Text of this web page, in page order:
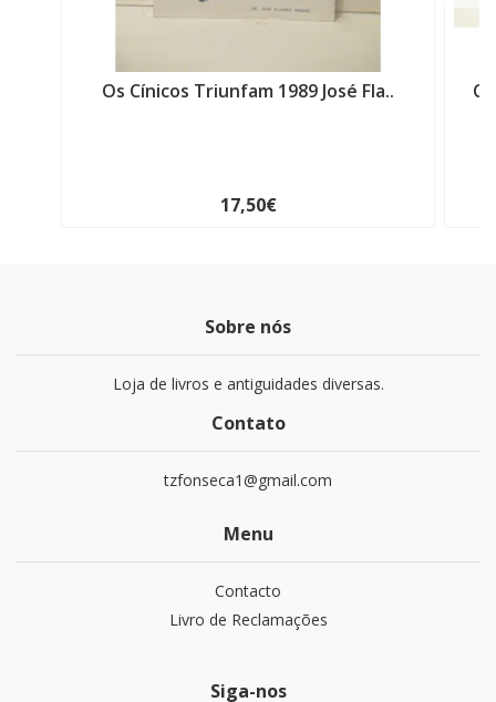
Os Cínicos Triunfam 1989 José Fla..
17,50€
Sobre nós
Loja de livros e antiguidades diversas.
Contato
tzfonseca1@gmail.com
Menu
Contacto
Livro de Reclamações
Siga-nos